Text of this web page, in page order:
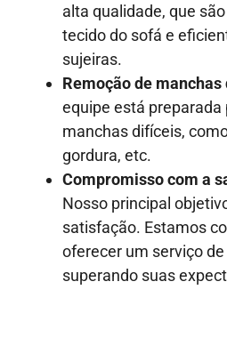
alta qualidade, que
tecido do sofá e
sujeiras.
Remoção de
equipe está preparada
manchas difíceis,
gordura, etc.
Compromisso com a
Nosso principal
satisfação. Estamos
oferecer um serviço
superando suas